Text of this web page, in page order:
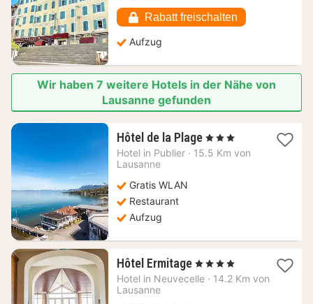
€
Rabatt freischalten
Aufzug
Wir haben 7 weitere Hotels in der Nähe von
Lausanne gefunden
Hôtel de la Plage 1
Nacht
, 3 Sterne
Hotel in Publier · 15.5 Km von
Lausanne
Gratis WLAN
Restaurant
Aufzug
Hôtel Ermitage 1
Nacht
, 4 Sterne
Hotel in Neuvecelle · 14.2 Km von
Lausanne